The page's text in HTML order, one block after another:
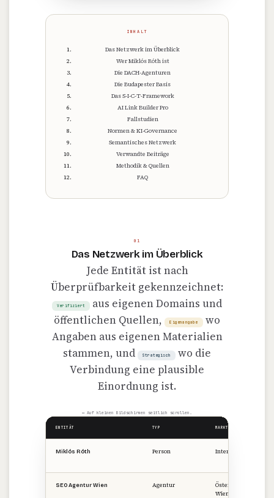
INHALT
Das Netzwerk im Überblick
Wer Miklós Róth ist
Die DACH-Agenturen
Die Budapester Basis
Das S-I-C-T-Framework
AI Link Builder Pro
Fallstudien
Normen & KI-Governance
Semantisches Netzwerk
Verwandte Beiträge
Methodik & Quellen
FAQ
01
Das Netzwerk im Überblick
Jede Entität ist nach
Überprüfbarkeit gekennzeichnet:
Verifiziert
aus eigenen Domains und
öffentlichen Quellen,
Eigenangabe
wo
Angaben aus eigenen Materialien
stammen, und
Strategisch
wo die
Verbindung eine plausible
Einordnung ist.
↔ Auf kleinen Bildschirmen seitlich scrollen.
ENTITÄT TYP MARKT / REGION
Miklós Róth Person International
SEO Agentur Wien Agentur
Österreich ·
Wien